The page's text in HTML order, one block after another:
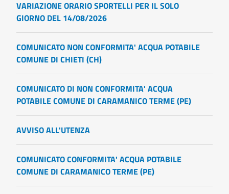
VARIAZIONE ORARIO SPORTELLI PER IL SOLO
GIORNO DEL 14/08/2026
COMUNICATO NON CONFORMITA' ACQUA POTABILE
COMUNE DI CHIETI (CH)
COMUNICATO DI NON CONFORMITA' ACQUA
POTABILE COMUNE DI CARAMANICO TERME (PE)
AVVISO ALL'UTENZA
COMUNICATO CONFORMITA' ACQUA POTABILE
COMUNE DI CARAMANICO TERME (PE)